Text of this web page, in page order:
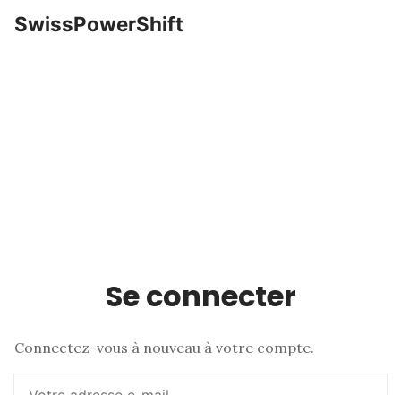
SwissPowerShift
Se connecter
Connectez-vous à nouveau à votre compte.